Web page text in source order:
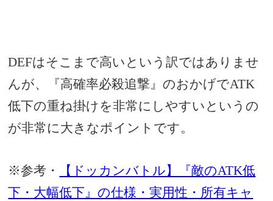
DEFはそこまで高いという訳ではありませ
んが、『高確率必殺追撃』のおかげでATK
低下の重ね掛けを非常にしやすいというの
が非常に大きなポイントです。
※参考・
【ドッカンバトル】『敵のATK低
下・大幅低下』の仕様・実用性・所有キャ